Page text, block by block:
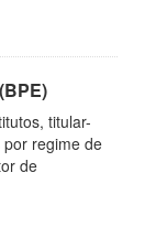
titular-
regime de
de